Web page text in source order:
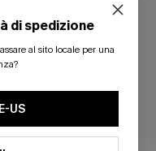
di spedizione
al sito locale per una
US